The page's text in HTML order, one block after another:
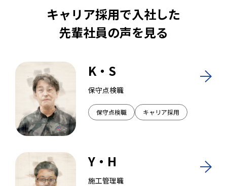
キャリア採用で入社した
先輩社員の声を見る
K・S
保守点検職
保守点検職 キャリア採用
Y・H
施工管理職